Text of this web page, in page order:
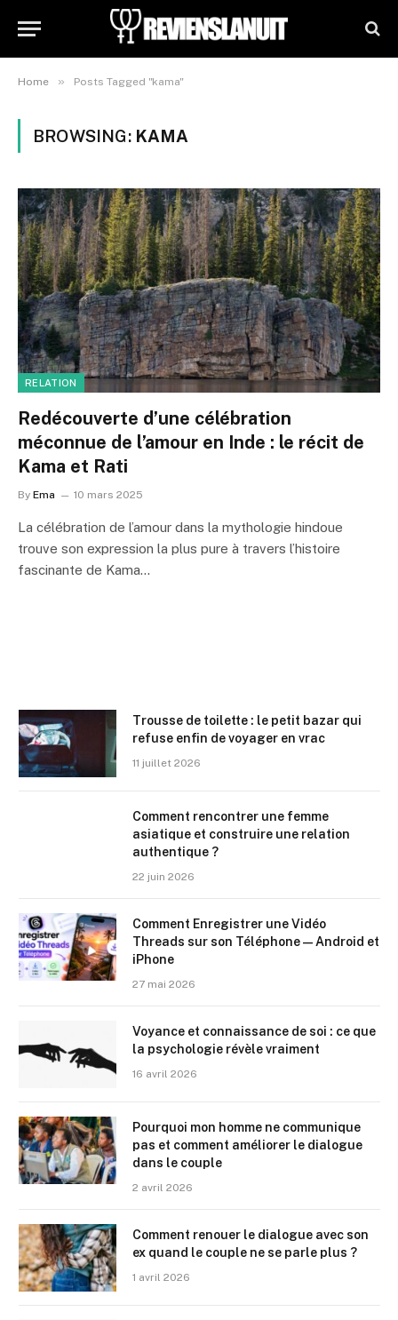
Home » Posts Tagged "kama"
BROWSING: KAMA
RELATION
Redécouverte d’une célébration
méconnue de l’amour en Inde : le récit de
Kama et Rati
By Ema 10 mars 2025
La célébration de l’amour dans la mythologie hindoue
trouve son expression la plus pure à travers l’histoire
fascinante de Kama…
Trousse de toilette : le petit bazar qui
refuse enfin de voyager en vrac
11 juillet 2026
Comment rencontrer une femme
asiatique et construire une relation
authentique ?
22 juin 2026
Comment Enregistrer une Vidéo
Threads sur son Téléphone — Android et
iPhone
27 mai 2026
Voyance et connaissance de soi : ce que
la psychologie révèle vraiment
16 avril 2026
Pourquoi mon homme ne communique
pas et comment améliorer le dialogue
dans le couple
2 avril 2026
Comment renouer le dialogue avec son
ex quand le couple ne se parle plus ?
1 avril 2026